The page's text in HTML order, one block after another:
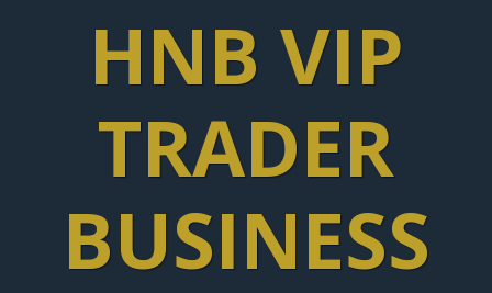
HNB VIP
TRADER
BUSINESS